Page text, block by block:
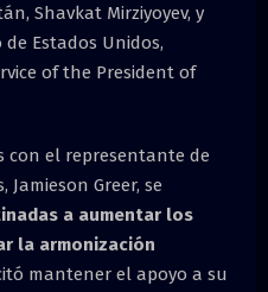
Shavkat Mirziyoyev, y
Estados Unidos,
of the President of
con el representante de
Jamieson Greer, se
a aumentar los
la armonización
mantener el apoyo a su